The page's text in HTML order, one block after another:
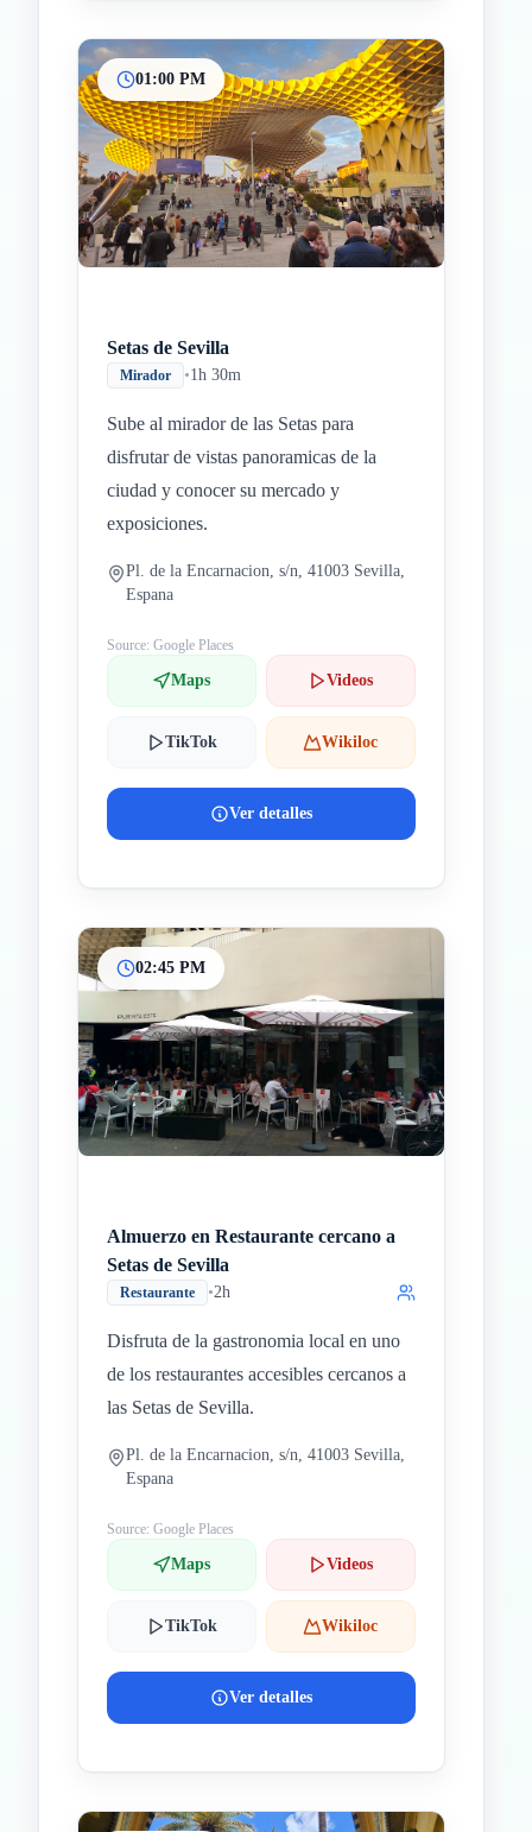
01:00 PM
Setas de Sevilla
Mirador •1h 30m
Sube al mirador de las Setas para
disfrutar de vistas panoramicas de la
ciudad y conocer su mercado y
exposiciones.
Pl. de la Encarnacion, s/n, 41003 Sevilla,
Espana
Source: Google Places
Maps Videos
TikTok Wikiloc
Ver detalles
02:45 PM
Almuerzo en Restaurante cercano a
Setas de Sevilla
Restaurante •2h
Disfruta de la gastronomia local en uno
de los restaurantes accesibles cercanos a
las Setas de Sevilla.
Pl. de la Encarnacion, s/n, 41003 Sevilla,
Espana
Source: Google Places
Maps Videos
TikTok Wikiloc
Ver detalles